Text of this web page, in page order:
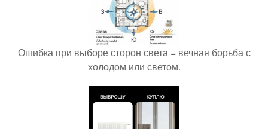
Ошибка при выборе сторон света = вечная борьба с
холодом или светом.